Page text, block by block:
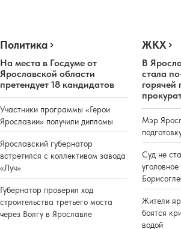
Политика
На места в Госдуме от
Ярославской области
претендует 18 кандидатов
Участники программы «Герои
Ярославии» получили дипломы
Ярославский губернатор
встретился с коллективом завода
«Луч»
Губернатор проверил ход
строительства третьего моста
через Волгу в Ярославле
ЖКХ
В
стала
Мэр
Суд не
Жители
боятся
водой